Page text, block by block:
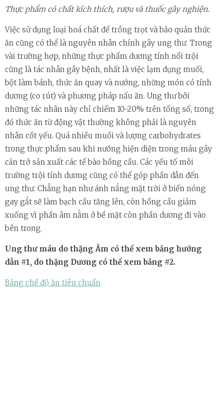
Thực phẩm có chất kích thích, rượu và thuốc gây nghiện.
Việc sử dụng loại hoá chất để trồng trọt và bảo quản thức
ăn cũng có thể là nguyên nhân chính gây ung thư. Trong
vài trường hợp, những thực phẩm dương tính nổi trội
cũng là tác nhân gây bệnh, nhất là việc lạm dụng muối,
bột làm bánh, thức ăn quay và nướng, những món có tính
dương (co rút) và phương pháp nấu ăn. Ung thư bởi
những tác nhân này chỉ chiếm 10-20% trên tổng số, trong
đó thức ăn từ động vật thường không phải là nguyên
nhân cốt yếu. Quá nhiều muối và lượng carbohydrates
trong thực phẩm sau khi nướng hiện diện trong máu gây
cản trở sản xuất các tế bào hồng cầu. Các yếu tố môi
trường trội tính dương cũng có thể góp phần dẫn đến
ung thư. Chẳng hạn như ánh nắng mặt trời ở biển nóng
gay gắt sẽ làm bạch cầu tăng lên, còn hồng cầu giảm
xuống vì phần âm nằm ở bề mặt còn phần dương đi vào
bên trong.
Ung thư máu do thặng Âm có thể xem bảng hướng
dẫn #1, do thặng Dương có thể xem bảng #2.
Bảng chế độ ăn tiêu chuẩn